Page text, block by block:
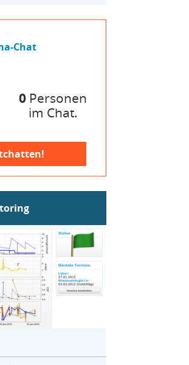
Chat
0 Personen
im Chat.